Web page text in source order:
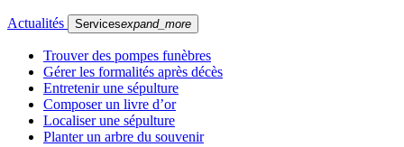
Actualités Servicesexpand_more
Trouver des pompes funèbres
Gérer les formalités après décès
Entretenir une sépulture
Composer un livre d’or
Localiser une sépulture
Planter un arbre du souvenir